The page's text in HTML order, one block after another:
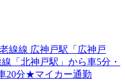
線線 広神戸駅「広神戸
「北神戸駅」から車5分・
20分★マイカー通勤